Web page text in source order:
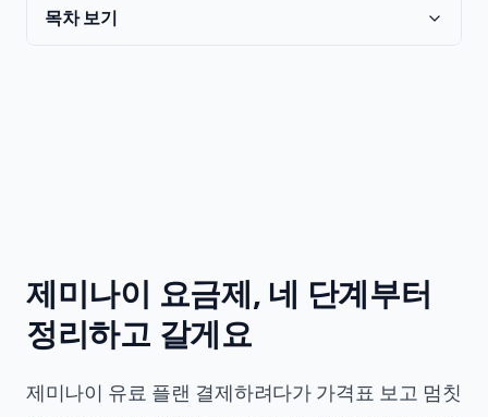
목차 보기
제미나이 요금제, 네 단계부터
정리하고 갈게요
제미나이 유료 플랜 결제하려다가 가격표 보고 멈칫